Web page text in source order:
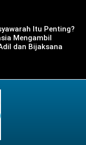
Itu Penting?
Mengambil
dan Bijaksana